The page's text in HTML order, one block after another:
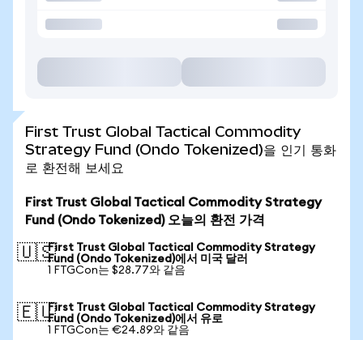
First Trust Global Tactical Commodity
Strategy Fund (Ondo Tokenized)을 인기 통화
로 환전해 보세요
First Trust Global Tactical Commodity Strategy
Fund (Ondo Tokenized) 오늘의 환전 가격
🇺🇸First Trust Global Tactical Commodity Strategy
Fund (Ondo Tokenized)에서 미국 달러
1 FTGCon는 $28.77와 같음
🇪🇺First Trust Global Tactical Commodity Strategy
Fund (Ondo Tokenized)에서 유로
1 FTGCon는 €24.89와 같음